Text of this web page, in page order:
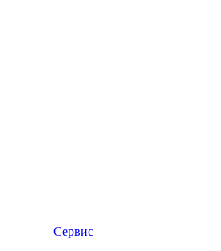
Сервис